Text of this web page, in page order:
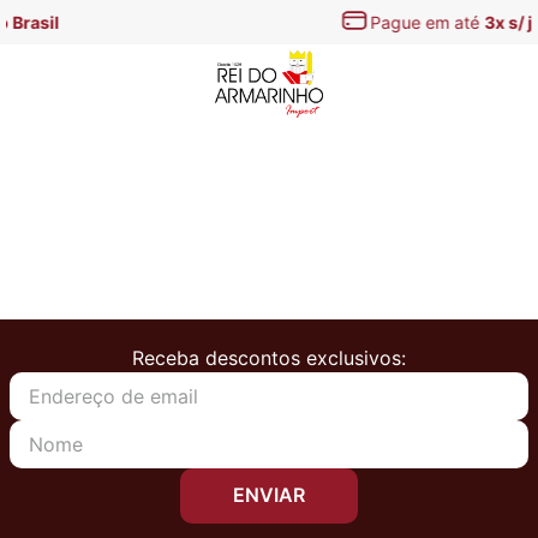
Pague em até3x s/ juros
Receba descontos exclusivos:
ENVIAR